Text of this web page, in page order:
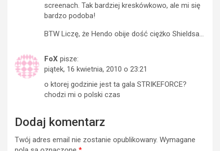
screenach. Tak bardziej kreskówkowo, ale mi się
bardzo podoba!
BTW Liczę, że Hendo obije dość ciężko Shieldsa…
FoX pisze:
piątek, 16 kwietnia, 2010 o 23:21
o ktorej godzinie jest ta gala STRIKEFORCE?
chodzi mi o polski czas
Dodaj komentarz
Twój adres email nie zostanie opublikowany. Wymagane